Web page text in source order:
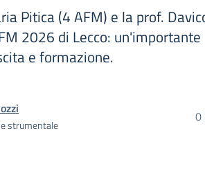
Pitica (4 AFM) e la prof.
2026 di Lecco: un'importante
e formazione.
strumentale 0